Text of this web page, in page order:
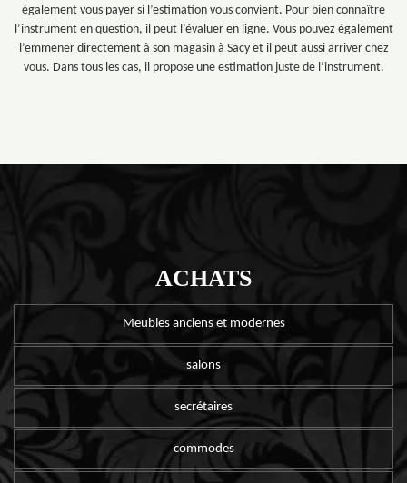
également vous payer si l’estimation vous convient. Pour bien connaître
l’instrument en question, il peut l’évaluer en ligne. Vous pouvez également
l’emmener directement à son magasin à Sacy et il peut aussi arriver chez
vous. Dans tous les cas, il propose une estimation juste de l’instrument.
ACHATS
Meubles anciens et modernes
salons
secrétaires
commodes